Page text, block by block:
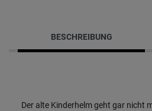
BESCHREIBUNG
Der alte Kinderhelm geht gar nicht